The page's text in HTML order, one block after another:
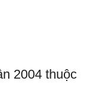
2004 thuộc